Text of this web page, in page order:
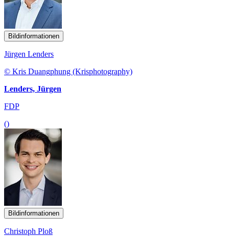
Bildinformationen
Jürgen Lenders
© Kris Duangphung (Krisphotography)
Lenders, Jürgen
FDP
()
Bildinformationen
Christoph Ploß